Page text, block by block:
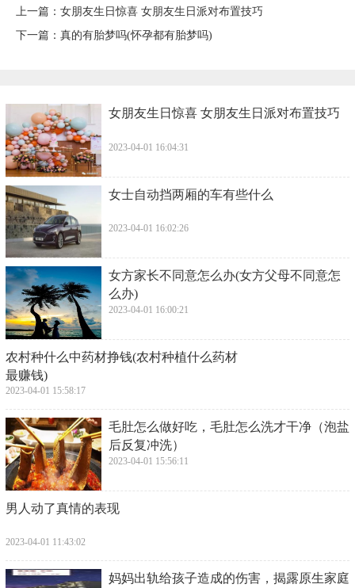
上一篇： ​女朋友生日惊喜 女朋友生日派对布置技巧
下一篇： ​真的有胎梦吗(怀孕都有胎梦吗)
​女朋友生日惊喜 女朋友生日派对布置技巧
2023-04-01 16:04:31
​女士自动挡两厢的车有些什么
2023-04-01 16:02:26
​女方家长不同意怎么办(女方父母不同意怎
么办)
2023-04-01 16:00:21
​农村种什么中药材挣钱(农村种植什么药材
最赚钱)
2023-04-01 15:58:17
​毛肚怎么做好吃，毛肚怎么洗才干净（泡盐
后反复冲洗）
2023-04-01 15:56:11
​男人动了真情的表现
2023-04-01 11:43:02
​妈妈出轨给孩子造成的伤害，揭露原生家庭